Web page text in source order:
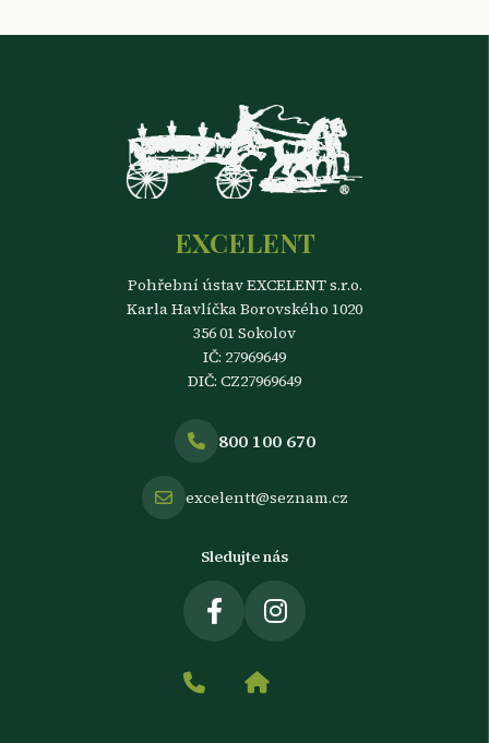
EXCELENT
Pohřební ústav EXCELENT s.r.o.
Karla Havlíčka Borovského 1020
356 01 Sokolov
IČ: 27969649
DIČ: CZ27969649
800 100 670
excelentt@seznam.cz
Sledujte nás